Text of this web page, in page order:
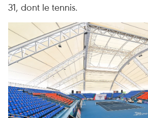
31, dont le tennis.